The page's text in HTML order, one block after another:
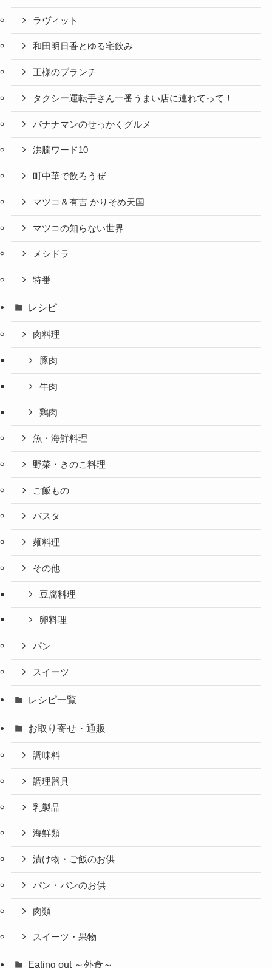
ラヴィット
和田明日香とゆる宅飲み
王様のブランチ
タクシー運転手さん一番うまい店に連れてって！
バナナマンのせっかくグルメ
沸騰ワード10
町中華で飲ろうぜ
マツコ＆有吉 かりそめ天国
マツコの知らない世界
メシドラ
特番
レシピ
肉料理
豚肉
牛肉
鶏肉
魚・海鮮料理
野菜・きのこ料理
ご飯もの
パスタ
麺料理
その他
豆腐料理
卵料理
パン
スイーツ
レシピ一覧
お取り寄せ・通販
調味料
調理器具
乳製品
海鮮類
漬け物・ご飯のお供
パン・パンのお供
肉類
スイーツ・果物
Eating out ～外食～